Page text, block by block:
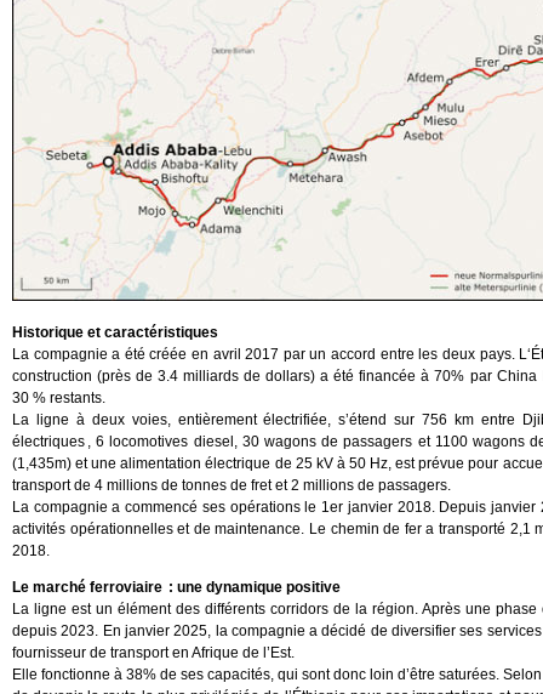
Historique et caractéristiques
La compagnie a été créée en avril 2017 par un accord entre les deux pays.
construction (près de 3.4 milliards de dollars) a été financée à 70% par
30 % restants.
La ligne à deux voies, entièrement électrifiée, s’étend sur 756 km entre
électriques , 6 locomotives diesel, 30 wagons de passagers et 1100 wagons
(1,435m) et une alimentation électrique de 25 kV à 50 Hz, est prévue pour
transport de 4 millions de tonnes de fret et 2 millions de passagers.
La compagnie a commencé ses opérations le 1er janvier 2018. Depuis
activités opérationnelles et de maintenance. Le chemin de fer a transporté
2018.
Le marché ferroviaire : une dynamique positive
La ligne est un élément des différents corridors de la région. Après une
depuis 2023. En janvier 2025, la compagnie a décidé de diversifier ses
fournisseur de transport en Afrique de l’Est.
Elle fonctionne à 38% de ses capacités, qui sont donc loin d’être saturées.